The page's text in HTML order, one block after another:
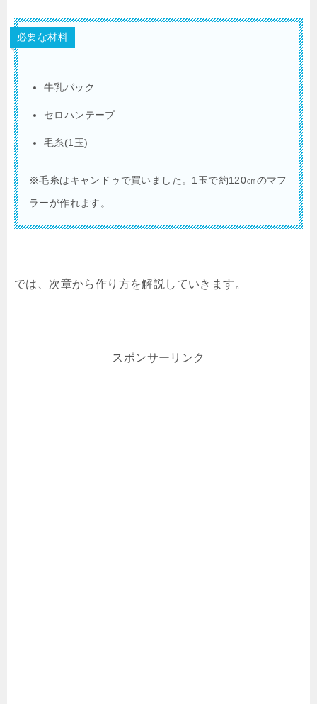
必要な材料
牛乳パック
セロハンテープ
毛糸(1玉)
※毛糸はキャンドゥで買いました。1玉で約120㎝のマフ
ラーが作れます。
では、次章から作り方を解説していきます。
スポンサーリンク